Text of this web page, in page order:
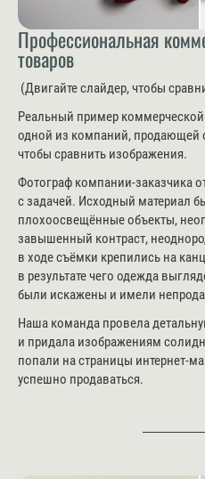
Профессиональная
товаров
(Двигайте слайдер, чтобы
Реальный пример
одной из компаний, продающей
чтобы сравнить изображения.
Фотограф компании-заказчика
с задачей. Исходный материал
плохоосвещённые объекты,
завышенный контраст,
в ходе съёмки крепились на
в результате чего одежда
были искажены и имели
Наша команда провела
и придала изображениям
попали на страницы интернет-
успешно продаваться.